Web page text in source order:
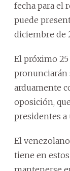
fecha para el
puede
diciembre de
El próximo
pronunciarán
arduamente
oposición,
presidentes a
El
tiene en